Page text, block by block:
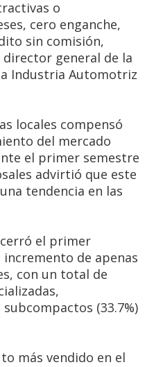
o
cero enganche,
sin comisión,
director general de la
Industria Automotriz
locales compensó
del mercado
el primer semestre
advirtió que este
tendencia en las
el primer
de apenas
con un total de
(33.7%)
más vendido en el